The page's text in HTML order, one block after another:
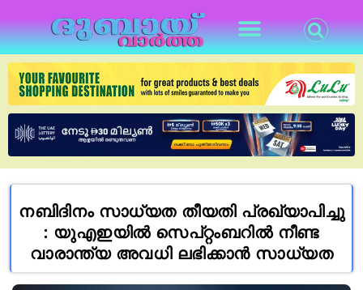
നബിദിനം സാധ്യത തീയതി പ്രഖ്യാപിച്ചു
: യുഎഇയിൽ സെപ്റ്റംബറിൽ നീണ്ട
വാരാന്ത്യ അവധി ലഭിക്കാൻ സാധ്യത